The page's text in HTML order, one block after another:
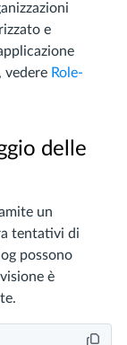
e
vedere Role-
delle
un
tentativi di
possono
è